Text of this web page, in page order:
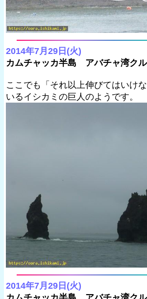
2014年7月29日(火)
カムチャッカ半島 アバチャ湾ク
ここでも「それ以上伸びてはいけ
いるイシカミの巨人のようです。
2014年7月29日(火)